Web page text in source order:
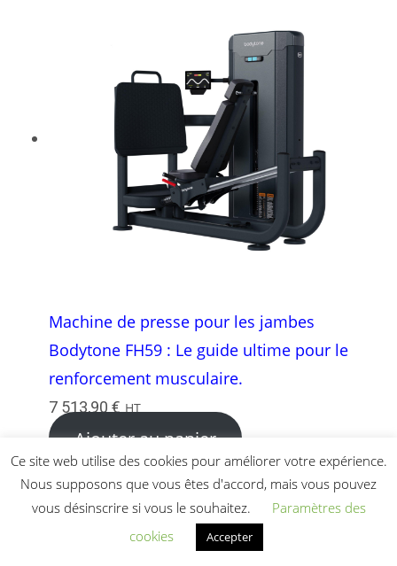
Machine de presse pour les jambes
Bodytone FH59 : Le guide ultime pour le
renforcement musculaire.
7 513,90 € HT
Ajouter au panier
Ce site web utilise des cookies pour améliorer votre expérience.
Nous supposons que vous êtes d'accord, mais vous pouvez
vous désinscrire si vous le souhaitez.
Paramètres des
cookies
Accepter